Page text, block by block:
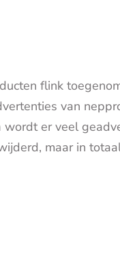
flink
van
er veel
maar in